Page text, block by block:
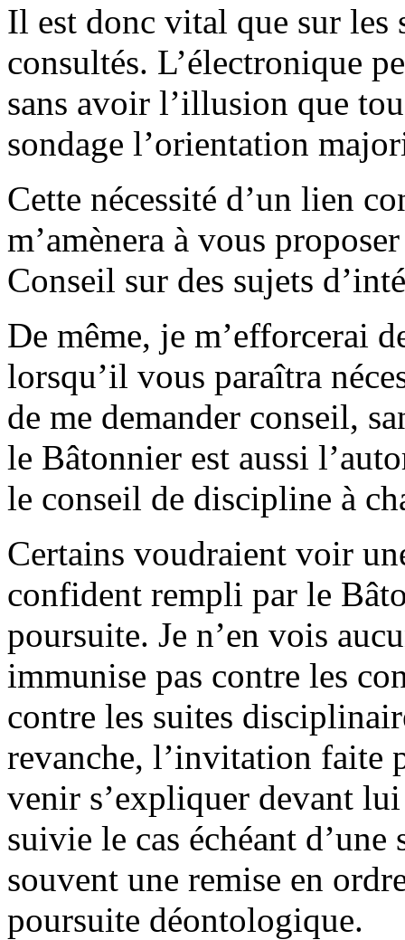
Il est donc vital que sur les
consultés. L’électronique
sans avoir l’illusion que
sondage l’orientation
Cette nécessité d’un lien
m’amènera à vous
Conseil sur des sujets
De même, je m’efforcerai
lorsqu’il vous paraîtra
de me demander conseil,
le Bâtonnier est aussi
le conseil de discipline à
Certains voudraient voir
confident rempli par le
poursuite. Je n’en vois
immunise pas contre les
contre les suites
revanche, l’invitation faite
venir s’expliquer devant
suivie le cas échéant
souvent une remise en
poursuite déontologique.